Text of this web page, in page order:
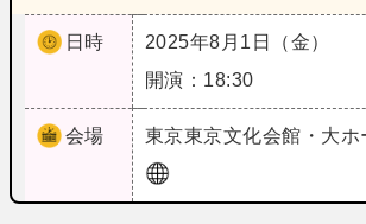
日時
2025年8月1日（金）
開演：18:30
会場 東京東京文化会館・大ホ